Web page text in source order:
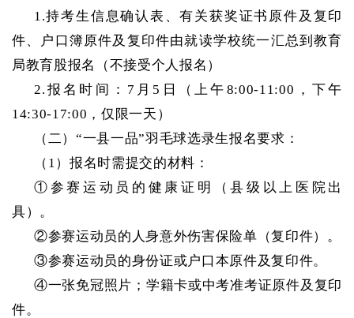
1.持考生信息确认表、有关获奖证书原件及复印
件、户口簿原件及复印件由就读学校统一汇总到教育
局教育股报名（不接受个人报名）
2.报名时间：7月5日（上午8:00-11:00，下午
14:30-17:00，仅限一天）
（二） “一县一品”羽毛球选录生报名要求：
（ 1）报名时需提交的材料：
①参赛运动员的健康证明（县级以上医院出
具）。
②参赛运动员的人身意外伤害保险单（复印件）。
③参赛运动员的身份证或户口本原件及复印件。
④一张免冠照片；学籍卡或中考准考证原件及复印
件。